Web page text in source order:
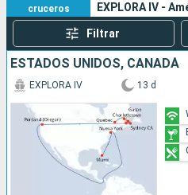
cruceros
EXPLORA IV -
Filtrar
ESTADOS UNIDOS, CANADÁ
EXPLORA IV 13 d